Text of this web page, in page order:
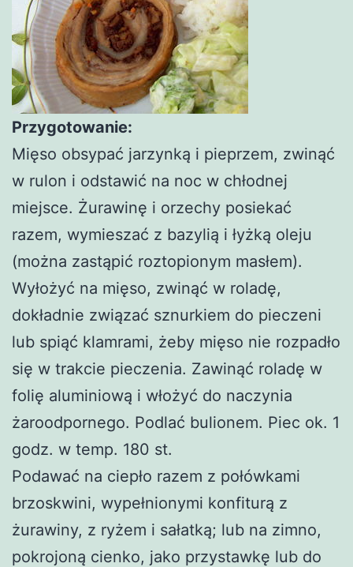
Przygotowanie:
Mięso obsypać jarzynką i pieprzem, zwinąć
w rulon i odstawić na noc w chłodnej
miejsce. Żurawinę i orzechy posiekać
razem, wymieszać z bazylią i łyżką oleju
(można zastąpić roztopionym masłem).
Wyłożyć na mięso, zwinąć w roladę,
dokładnie związać sznurkiem do pieczeni
lub spiąć klamrami, żeby mięso nie rozpadło
się w trakcie pieczenia. Zawinąć roladę w
folię aluminiową i włożyć do naczynia
żaroodpornego. Podlać bulionem. Piec ok. 1
godz. w temp. 180 st.
Podawać na ciepło razem z połówkami
brzoskwini, wypełnionymi konfiturą z
żurawiny, z ryżem i sałatką; lub na zimno,
pokrojoną cienko, jako przystawkę lub do